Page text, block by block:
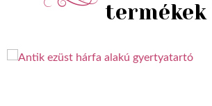
termékek